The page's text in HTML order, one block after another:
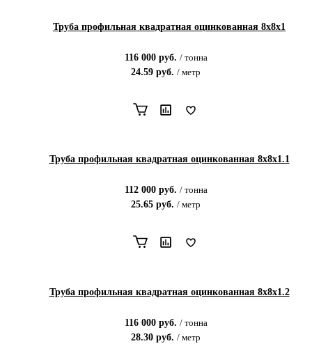
Труба профильная квадратная оцинкованная 8х8х1
116 000руб. / тонна
24.59 руб. / метр
Труба профильная квадратная оцинкованная 8х8х1.1
112 000руб. / тонна
25.65 руб. / метр
Труба профильная квадратная оцинкованная 8х8х1.2
116 000руб. / тонна
28.30 руб. / метр